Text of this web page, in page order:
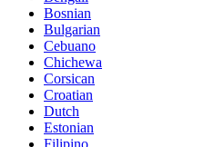
Bosnian
Bulgarian
Cebuano
Chichewa
Corsican
Croatian
Dutch
Estonian